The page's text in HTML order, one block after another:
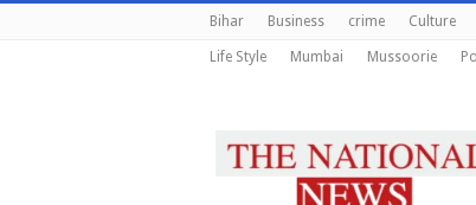
Bihar Business crime Culture
Life Style Mumbai Mussoorie